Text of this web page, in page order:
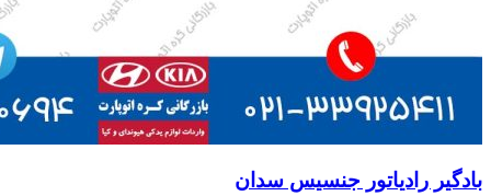
بادگیر رادیاتور جنسیس سدان